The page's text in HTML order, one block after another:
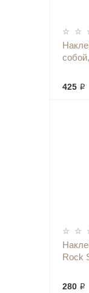
425 ₽
Rock
280 ₽